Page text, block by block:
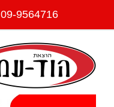
09-9564716